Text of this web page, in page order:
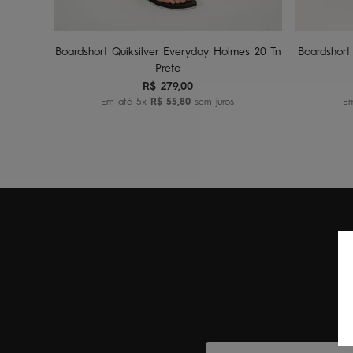
Adicionar ao carrinho
Boardshort Quiksilver Everyday Holmes 20 Tn
Preto
R$ 279,00
Em até5x R$ 55 ,80 sem juros